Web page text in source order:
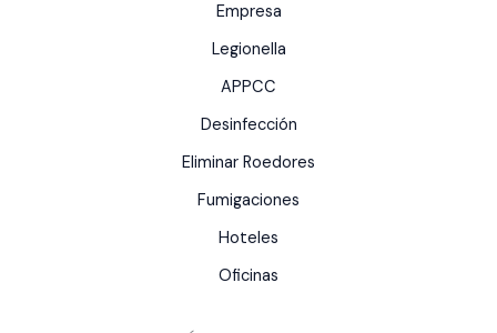
Empresa
Legionella
APPCC
Desinfección
Eliminar Roedores
Fumigaciones
Hoteles
Oficinas